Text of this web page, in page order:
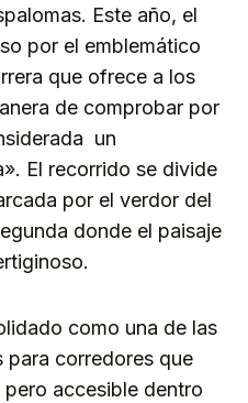
Este año, el
por el emblemático
que ofrece a los
de comprobar por
un
El recorrido se divide
por el verdor del
donde el paisaje
como una de las
para corredores que
accesible dentro